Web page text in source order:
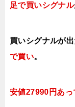
足で買いシグナル
買いシグナルが
で買い。
安値27990円あっ